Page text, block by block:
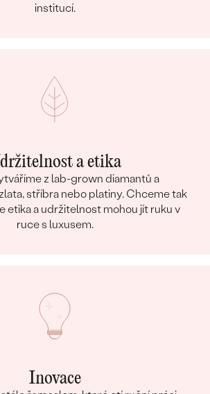
institucí.
a etika
z lab-grown diamantů a
stříbra nebo platiny. Chceme tak
etika a udržitelnost mohou jít ruku v
ruce s luxusem.
Inovace